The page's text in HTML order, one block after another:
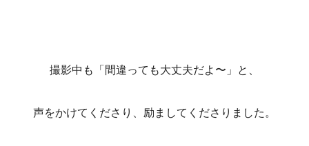
撮影中も「間違っても大丈夫だよ〜」と、
声をかけてくださり、励ましてくださりました。